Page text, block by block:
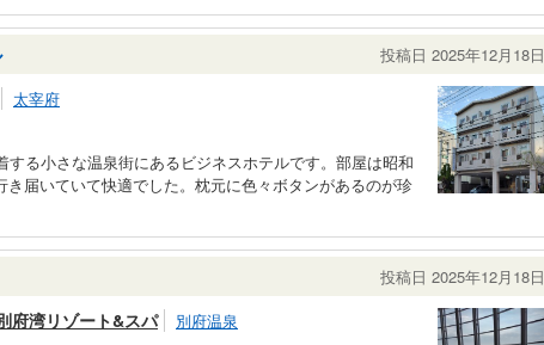
投稿日 2025年12月18日
太宰府
する小さな温泉街にあるビジネスホテルです。部屋は昭和
届いていて快適でした。枕元に色々ボタンがあるのが珍
投稿日 2025年12月18日
府湾リゾート&スパ 別府温泉